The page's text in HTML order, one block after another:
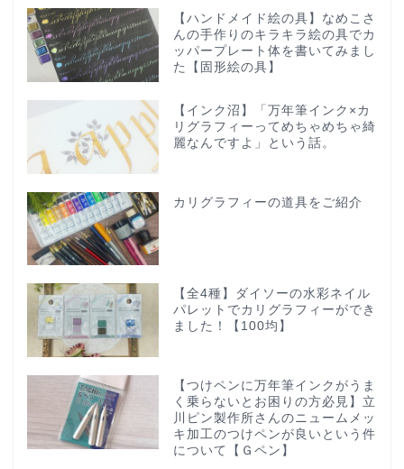
【ハンドメイド絵の具】なめこさ
んの手作りのキラキラ絵の具でカ
ッパープレート体を書いてみまし
た【固形絵の具】
【インク沼】「万年筆インク×カ
リグラフィーってめちゃめちゃ綺
麗なんですよ」という話。
カリグラフィーの道具をご紹介
【全4種】ダイソーの水彩ネイル
パレットでカリグラフィーができ
ました！【100均】
【つけペンに万年筆インクがうま
く乗らないとお困りの方必見】立
川ピン製作所さんのニュームメッ
キ加工のつけペンが良いという件
について【Ｇペン】